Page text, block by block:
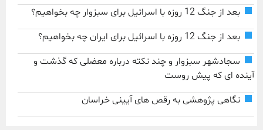
بعد از جنگ 12 روزه با اسرائیل برای سبزوار چه بخواهیم؟
بعد از جنگ 12 روزه با اسرائیل برای ایران چه بخواهیم؟
سجادشهر سبزوار و چند نکته درباره معضلی که گذشت و
آینده ای که پیش روست
نگاهی پژوهشی به رقص های آیینی خراسان